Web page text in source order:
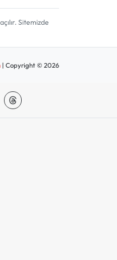
Sitemizde
| Copyright © 2026